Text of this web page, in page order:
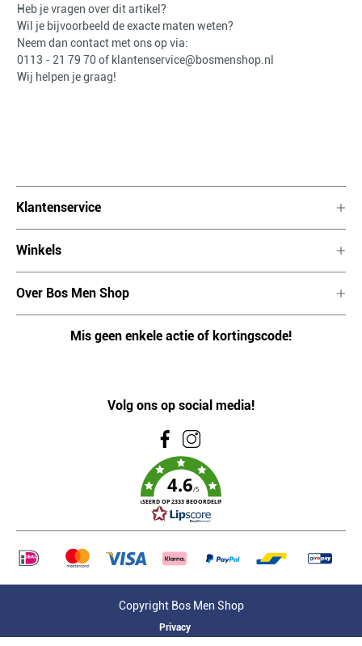
Heb je vragen over dit artikel?
Wil je bijvoorbeeld de exacte maten weten?
Neem dan contact met ons op via:
0113 - 21 79 70 of klantenservice@bosmenshop.nl
Wij helpen je graag!
Klantenservice
Winkels
Over Bos Men Shop
Mis geen enkele actie of kortingscode!
Volg ons op social media!
4.6/5
GEBASEERD OP 2333 BEOORDELINGEN
Copyright Bos Men Shop
Privacy